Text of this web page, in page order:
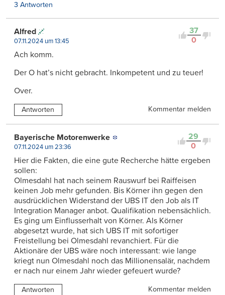
3 Antworten
37
0
Alfred
07.11.2024 um 13:45
Ach komm.
Der O hat’s nicht gebracht. Inkompetent und zu teuer!
Over.
Antworten Kommentar melden
29
0
Bayerische Motorenwerke
07.11.2024 um 23:36
Hier die Fakten, die eine gute Recherche hätte ergeben
sollen:
Olmesdahl hat nach seinem Rauswurf bei Raiffeisen
keinen Job mehr gefunden. Bis Körner ihn gegen den
ausdrücklichen Widerstand der UBS IT den Job als IT
Integration Manager anbot. Qualifikation nebensächlich.
Es ging um Einflusserhalt von Körner. Als Körner
abgesetzt wurde, hat sich UBS IT mit sofortiger
Freistellung bei Olmesdahl revanchiert. Für die
Aktionäre der UBS wäre noch interessant: wie lange
kriegt nun Olmesdahl noch das Millionensalär, nachdem
er nach nur einem Jahr wieder gefeuert wurde?
Antworten Kommentar melden